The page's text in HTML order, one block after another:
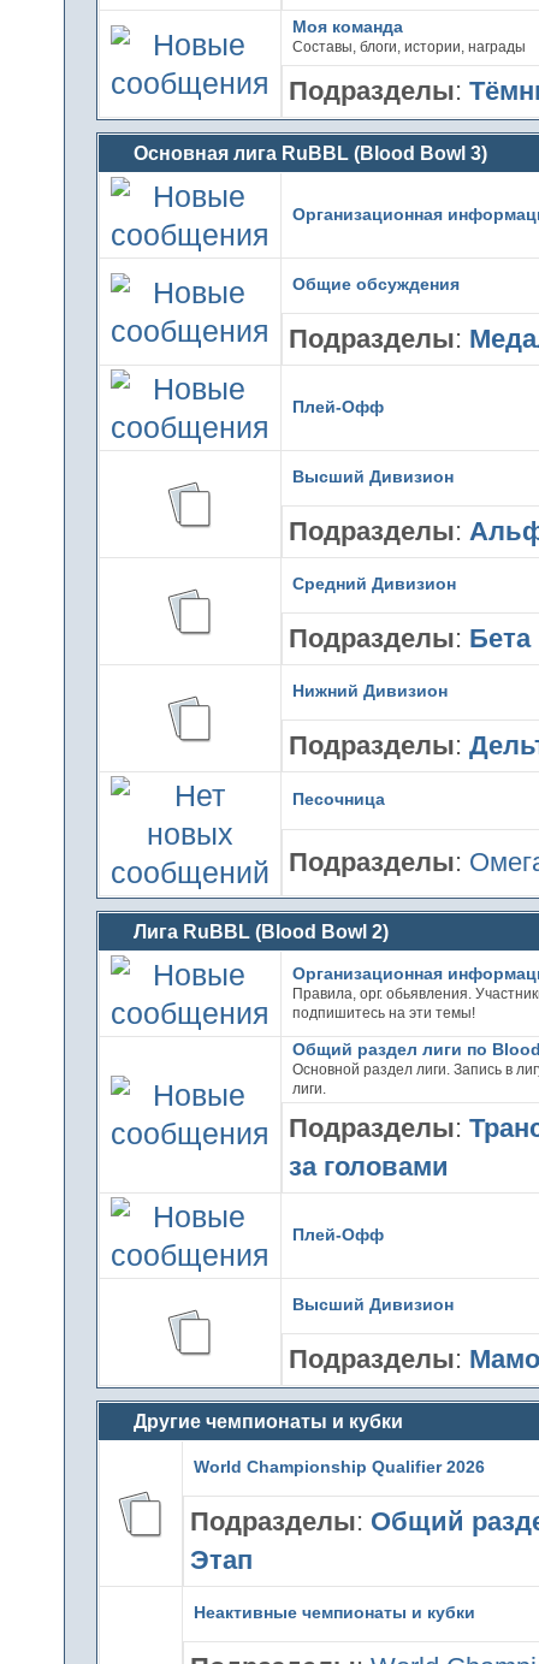
Моя команда
Составы, блоги, истории, награды
Подразделы:
Основная лига RuBBL (Blood Bowl 3)
Организационная
Общие обсуждения
Подразделы:
Плей-Офф
Высший Дивизион
Подразделы:
Средний Дивизион
Подразделы: Бета
Нижний Дивизион
Подразделы:
Песочница
Подразделы:
Лига RuBBL (Blood Bowl 2)
Организационная
Правила, орг. обьявления.
подпишитесь на эти темы!
Общий раздел лиги по
Основной раздел лиги. Запись в
лиги.
Подразделы:
за головами
Плей-Офф
Высший Дивизион
Подразделы:
Другие чемпионаты и кубки
World Championship Qualifier 2026
Подразделы: Общий
Этап
Неактивные чемпионаты и кубки